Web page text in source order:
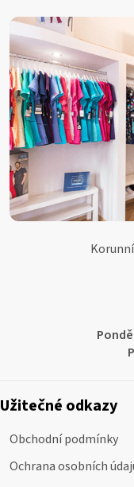
Užitečné odkazy
Obchodní podmínky
Ochrana osobních